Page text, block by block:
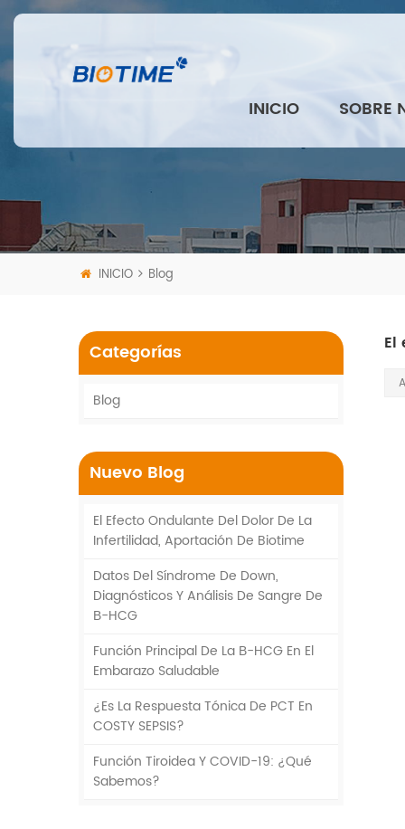
INICIO SOBRE
INICIO Blog
El
Categorías
Blog
Nuevo Blog
El Efecto Ondulante Del Dolor De La
Infertilidad, Aportación De Biotime
Datos Del Síndrome De Down,
Diagnósticos Y Análisis De Sangre De
Β-HCG
Función Principal De La Β-HCG En El
Embarazo Saludable
¿Es La Respuesta Tónica De PCT En
COSTY SEPSIS?
Función Tiroidea Y COVID-19: ¿Qué
Sabemos?